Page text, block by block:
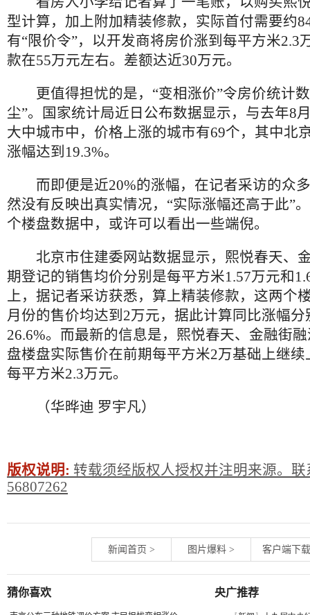
型计算，加上附加精装修款，实际首付需要约
有“限价令”，以开发商将房价涨到每平方米2.3
款在55万元左右。差额达近30万元。
更值得担忧的是，“变相涨价”令房价统计数
尘”。国家统计局近日公布数据显示，与去年8
大中城市中，价格上涨的城市有69个，其中北
涨幅达到19.3%。
而即便是近20%的涨幅，在记者采访的众
然没有反映出真实情况，“实际涨幅还高于此”
个楼盘数据中，或许可以看出一些端倪。
北京市住建委网站数据显示，熙悦春天、
期登记的销售均价分别是每平方米1.57万元和
上，据记者采访获悉，算上精装修款，这两个
月份的售价均达到2万元，据此计算同比涨幅分
26.6%。而最新的信息是，熙悦春天、金融街
盘楼盘实际售价在前期每平方米2万基础上继
每平方米2.3万元。
（华晔迪 罗宇凡）
版权说明: 转载须经版权人授权并注明来源。联
56807262
新闻首页 > 图片爆料 > 客户端下载
猜你喜欢 央广推荐